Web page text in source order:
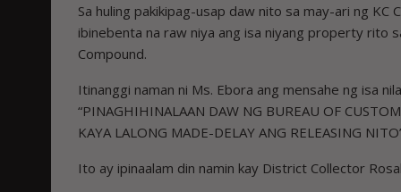
Sa huling pakikipag-usap daw nito sa may-ari ng KC
ibinebenta na raw niya ang isa niyang property rito
Compound.
Itinanggi naman ni Ms. Ebora ang mensahe ng isa
“PINAGHIHINALAAN DAW NG BUREAU OF
KAYA LALONG MADE-DELAY ANG RELEASING
Ito ay ipinaalam din namin kay District Collector